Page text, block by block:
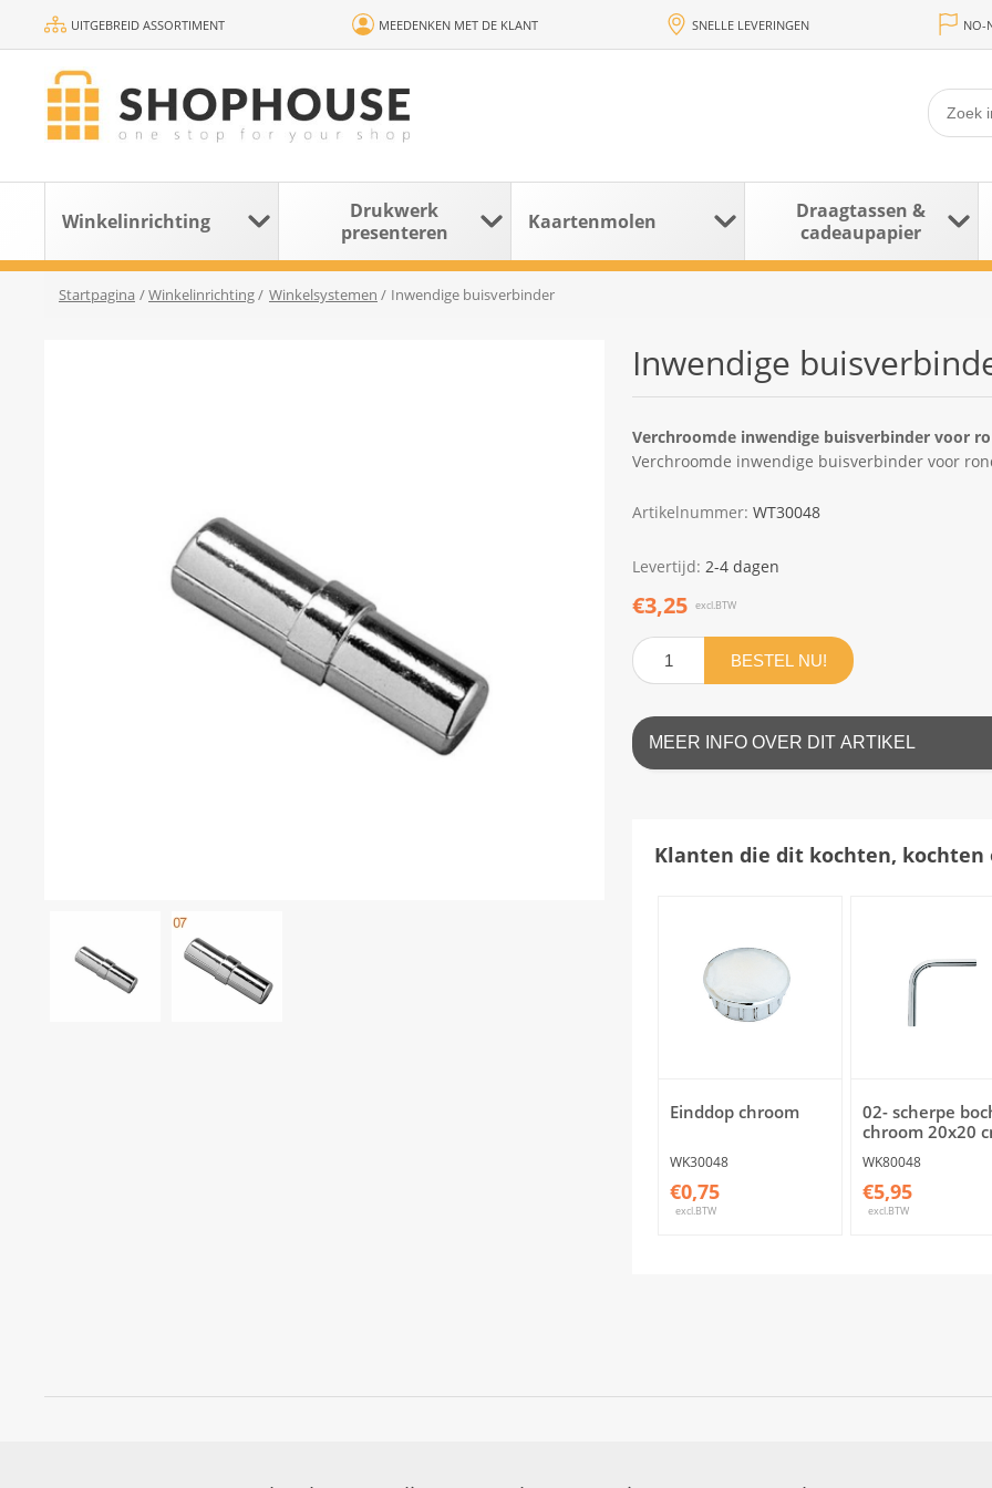
UITGEBREID ASSORTIMENT MEEDENKEN MET DE KLANT SNELLE LEVERINGEN NO-
Winkelinrichting
Drukwerk
presenteren
Kaartenmolen
Draagtassen &
cadeaupapier
Startpagina /Winkelinrichting/ Winkelsystemen / Inwendige buisverbinder
Inwendige
Verchroomde inwendige buisverbinder voor
Verchroomde inwendige buisverbinder voor
Artikelnummer: WT30048
Levertijd: 2-4 dagen
€3,25 excl.BTW
BESTEL NU!
MEER INFO OVER DIT ARTIKEL
Klanten die dit kochten, kochten
Einddop chroom
WK30048
€0,75
excl.BTW
02- scherpe
chroom 20x20
WK80048
€5,95
excl.BTW